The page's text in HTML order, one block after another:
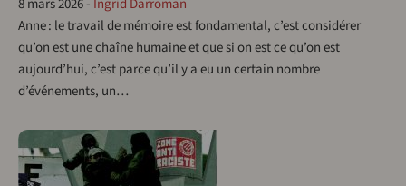
8 mars 2026- Ingrid Darroman
Anne : le travail de mémoire est fondamental, c’est considérer
qu’on est une chaîne humaine et que si on est ce qu’on est
aujourd’hui, c’est parce qu’il y a eu un certain nombre
d’événements, un…